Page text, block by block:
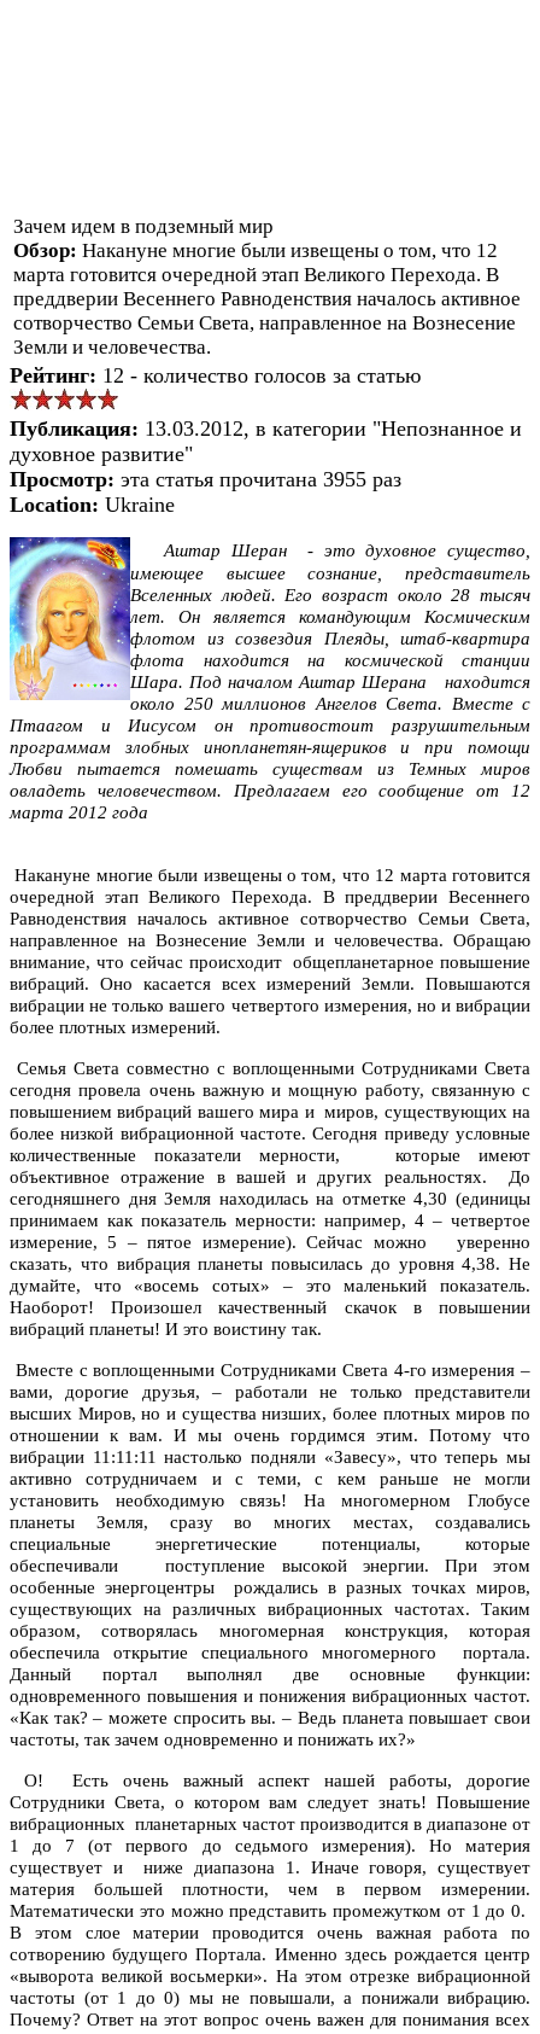
Зачем идем в подземный мир
Обзор: Накануне многие были извещены о том, что 12
марта готовится очередной этап Великого Перехода. В
преддверии Весеннего Равноденствия началось активное
сотворчество Семьи Света, направленное на Вознесение
Земли и человечества.
Рейтинг: 12 - количество голосов за статью
Публикация: 13.03.2012, в категории "Непознанное и
духовное развитие"
Просмотр: эта статья прочитана 3955 раз
Location: Ukraine
Аштар Шеран - это духовное существо,
имеющее высшее сознание, представитель
Вселенных людей. Его возраст около 28 тысяч
лет. Он является командующим Космическим
флотом из созвездия Плеяды, штаб-квартира
флота находится на космической станции
Шара. Под началом Аштар Шерана находится
около 250 миллионов Ангелов Света. Вместе с
Птаагом и Иисусом он противостоит разрушительным
программам злобных инопланетян-ящериков и при помощи
Любви пытается помешать существам из Темных миров
овладеть человечеством. Предлагаем его сообщение от 12
марта 2012 года
Накануне многие были извещены о том, что 12 марта готовится
очередной этап Великого Перехода. В преддверии Весеннего
Равноденствия началось активное сотворчество Семьи Света,
направленное на Вознесение Земли и человечества. Обращаю
внимание, что сейчас происходит общепланетарное повышение
вибраций. Оно касается всех измерений Земли. Повышаются
вибрации не только вашего четвертого измерения, но и вибрации
более плотных измерений.
Семья Света совместно с воплощенными Сотрудниками Света
сегодня провела очень важную и мощную работу, связанную с
повышением вибраций вашего мира и миров, существующих на
более низкой вибрационной частоте. Сегодня приведу условные
количественные показатели мерности, которые имеют
объективное отражение в вашей и других реальностях. До
сегодняшнего дня Земля находилась на отметке 4,30 (единицы
принимаем как показатель мерности: например, 4 – четвертое
измерение, 5 – пятое измерение). Сейчас можно уверенно
сказать, что вибрация планеты повысилась до уровня 4,38. Не
думайте, что «восемь сотых» – это маленький показатель.
Наоборот! Произошел качественный скачок в повышении
вибраций планеты! И это воистину так.
Вместе с воплощенными Сотрудниками Света 4-го измерения –
вами, дорогие друзья, – работали не только представители
высших Миров, но и существа низших, более плотных миров по
отношении к вам. И мы очень гордимся этим. Потому что
вибрации 11:11:11 настолько подняли «Завесу», что теперь мы
активно сотрудничаем и с теми, с кем раньше не могли
установить необходимую связь! На многомерном Глобусе
планеты Земля, сразу во многих местах, создавались
специальные энергетические потенциалы, которые
обеспечивали поступление высокой энергии. При этом
особенные энергоцентры рождались в разных точках миров,
существующих на различных вибрационных частотах. Таким
образом, сотворялась многомерная конструкция, которая
обеспечила открытие специального многомерного портала.
Данный портал выполнял две основные функции:
одновременного повышения и понижения вибрационных частот.
«Как так? – можете спросить вы. – Ведь планета повышает свои
частоты, так зачем одновременно и понижать их?»
О! Есть очень важный аспект нашей работы, дорогие
Сотрудники Света, о котором вам следует знать! Повышение
вибрационных планетарных частот производится в диапазоне от
1 до 7 (от первого до седьмого измерения). Но материя
существует и ниже диапазона 1. Иначе говоря, существует
материя большей плотности, чем в первом измерении.
Математически это можно представить промежутком от 1 до 0.
В этом слое материи проводится очень важная работа по
сотворению будущего Портала. Именно здесь рождается центр
«выворота великой восьмерки». На этом отрезке вибрационной
частоты (от 1 до 0) мы не повышали, а понижали вибрацию.
Почему? Ответ на этот вопрос очень важен для понимания всех